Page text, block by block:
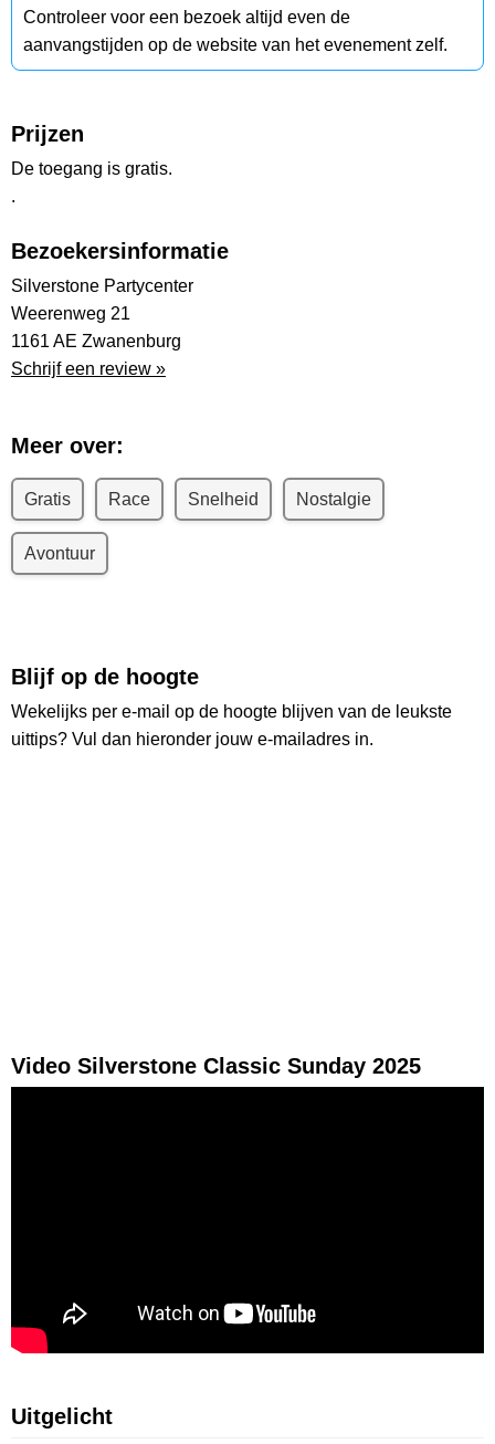
Controleer voor een bezoek altijd even de
aanvangstijden op de website van het evenement zelf.
Prijzen
De toegang is gratis.
.
Bezoekersinformatie
Silverstone Partycenter
Weerenweg 21
1161 AE Zwanenburg
Schrijf een review »
Meer over:
Gratis Race Snelheid Nostalgie
Avontuur
Blijf op de hoogte
Wekelijks per e-mail op de hoogte blijven van de leukste
uittips? Vul dan hieronder jouw e-mailadres in.
Video Silverstone Classic Sunday 2025
Uitgelicht